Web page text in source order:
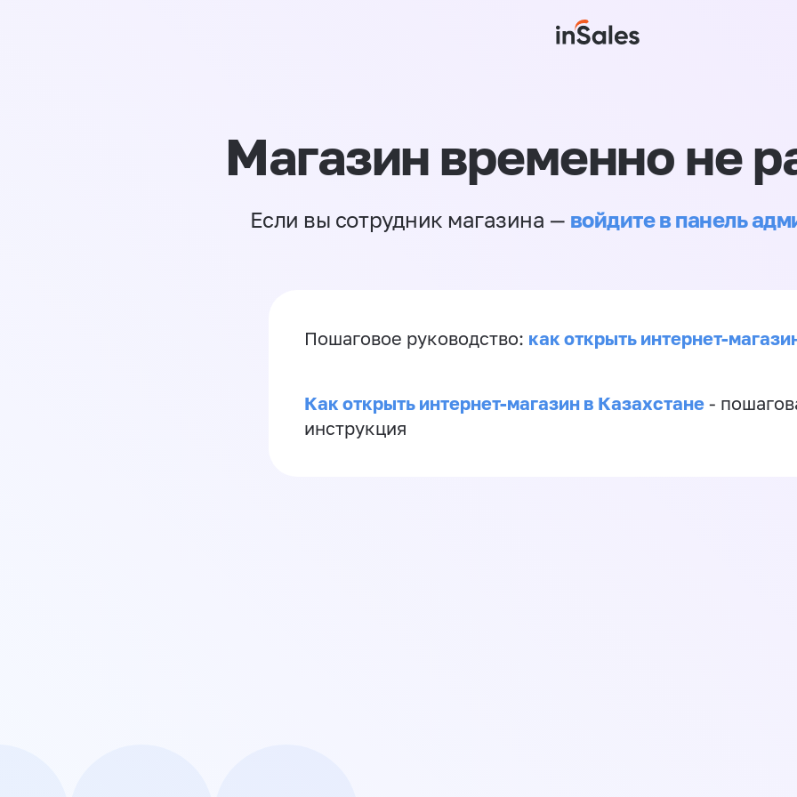
Магазин временно не
Если вы сотрудник магазина — войдите в панель
Пошаговое руководство: как открыть интернет-
Как открыть интернет-магазин в Казахстане -
инструкция